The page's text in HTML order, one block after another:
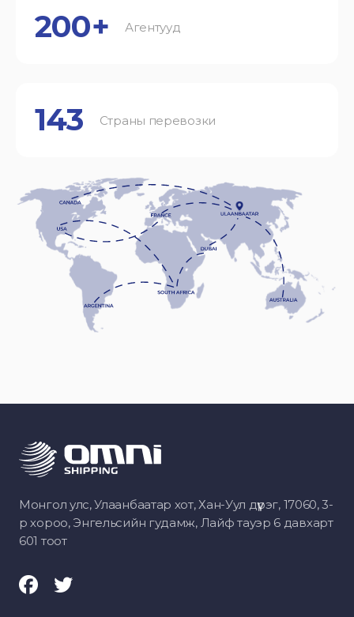
200+ Агентууд
143 Страны перевозки
Монгол улс, Улаанбаатар хот, Хан-Уул дүүрэг, 17060, 3-
р хороо, Энгельсийн гудамж, Лайф тауэр 6 давхарт
601 тоот